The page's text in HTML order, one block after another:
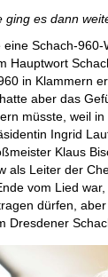
ging es dann
eine Schach-960-
Hauptwort
in Klammern
aber das
müsste, weil
Ingrid
Klaus
als Leiter der
vom Lied
dürfen,
Dresdener